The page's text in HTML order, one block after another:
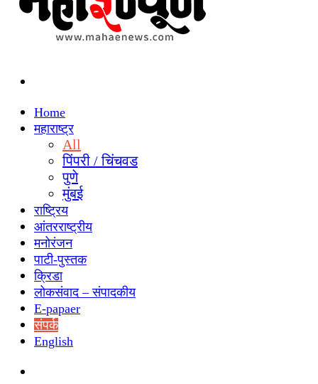
Home
महाराष्ट्र
All
पिंपरी / चिंचवड
पुणे
मुंबई
राष्ट्रिय
आंतरराष्ट्रीय
मनोरंजन
पाटी-पुस्तक
क्रिडा
लोकसंवाद – संपादकीय
E-papaer
संपर्क
English